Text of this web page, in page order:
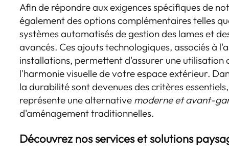
Afin de répondre aux exigences spécifiques de
également des options complémentaires telles
systèmes automatisés de gestion des lames et
avancés. Ces ajouts technologiques, associés à
installations, permettent d'assurer une
l'harmonie visuelle de votre espace extérieur.
la durabilité sont devenues des critères
représente une alternative moderne et avant-
d'aménagement traditionnelles.
Découvrez nos services et solutions